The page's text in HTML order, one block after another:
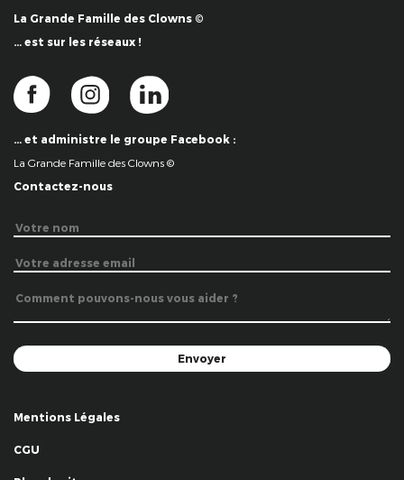
La Grande Famille des Clowns ©
… est sur les réseaux !
… et administre le groupe Facebook :
La Grande Famille des Clowns ©
Contactez-nous
Mentions Légales
CGU